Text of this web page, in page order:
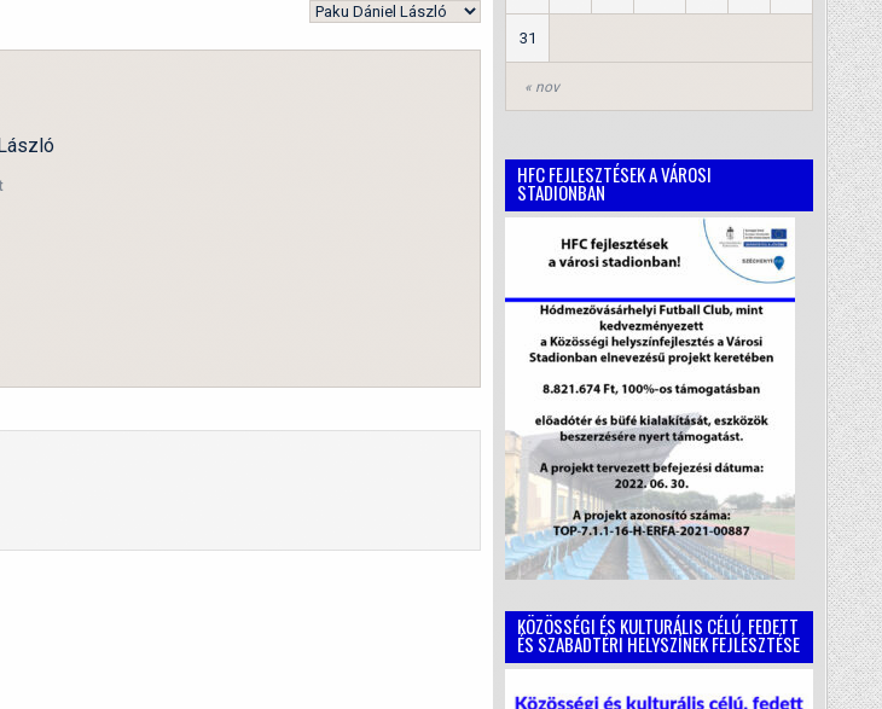
« nov
31
HFC FEJLESZTÉSEK A VÁROSI
STADIONBAN
KÖZÖSSÉGI ÉS KULTURÁLIS CÉLÚ, FEDETT
ÉS SZABADTÉRI HELYSZÍNEK FEJLESZTÉSE